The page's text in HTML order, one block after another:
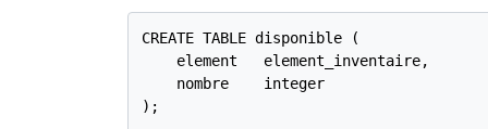
CREATE TABLE disponible (
    element   element_inventaire,
    nombre    integer
);